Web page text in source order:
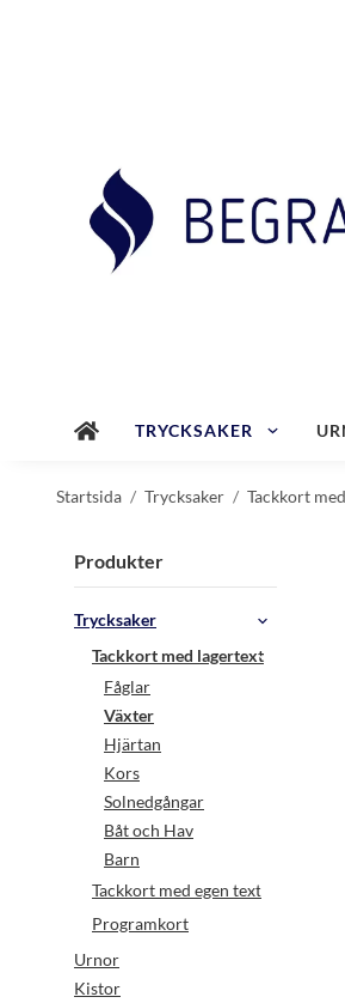
TRYCKSAKER
Startsida / Trycksaker / Tackkort
Produkter
Trycksaker
Tackkort med lagertext
Fåglar
Växter
Hjärtan
Kors
Solnedgångar
Båt och Hav
Barn
Tackkort med egen text
Programkort
Urnor
Kistor